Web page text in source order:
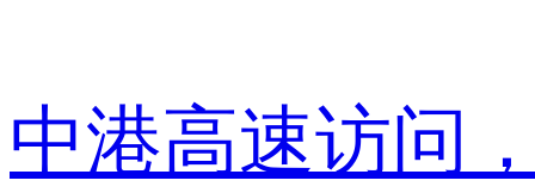
中港高速访问